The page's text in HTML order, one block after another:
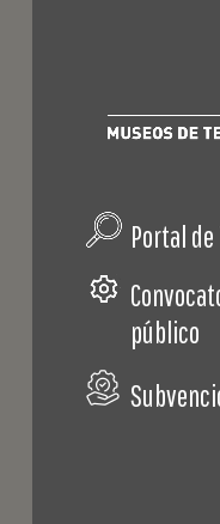
Portal
público